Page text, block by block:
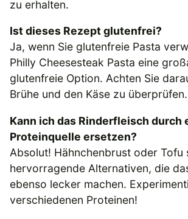
zu erhalten.
Ist dieses Rezept glutenfrei?
Ja, wenn Sie glutenfreie Pasta
Philly Cheesesteak Pasta eine
glutenfreie Option. Achten Sie
Brühe und den Käse zu überprüfen.
Kann ich das Rinderfleisch durch
Proteinquelle ersetzen?
Absolut! Hähnchenbrust oder Tofu
hervorragende Alternativen, die
ebenso lecker machen.
verschiedenen Proteinen!